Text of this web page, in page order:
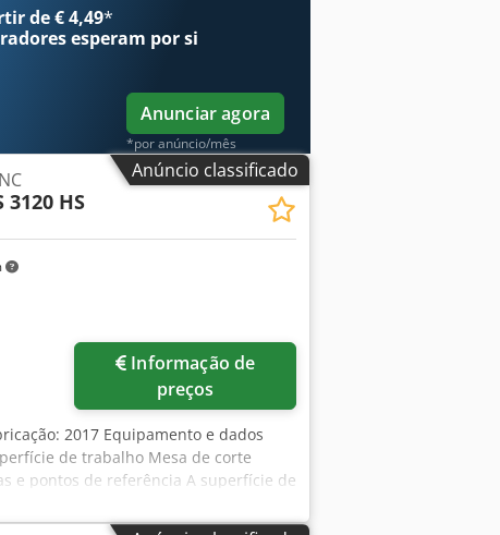
de € 4,49*
esperam por si
Anunciar agora
*por anúncio/mês
Anúncio classificado
HS
preços
2017 Equipamento e dados
de trabalho Mesa de corte
e pontos de referência A superfície de
conforme necessário
com até 50 mm de espessura